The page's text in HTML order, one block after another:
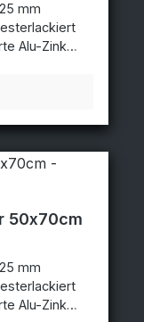
mm
Alu-Zink
- 50x70cm
50x70cm
mm
Alu-Zink